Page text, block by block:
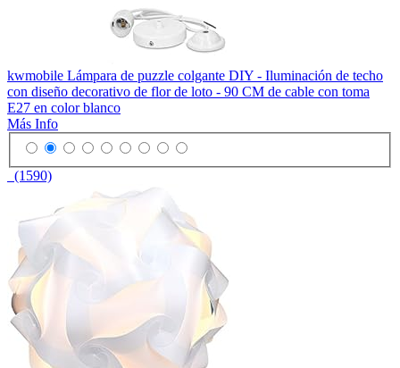
kwmobile Lámpara de puzzle colgante DIY - Iluminación de techo
con diseño decorativo de flor de loto - 90 CM de cable con toma
E27 en color blanco
Más Info
(1590)